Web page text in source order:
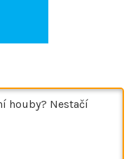
houby? Nestačí